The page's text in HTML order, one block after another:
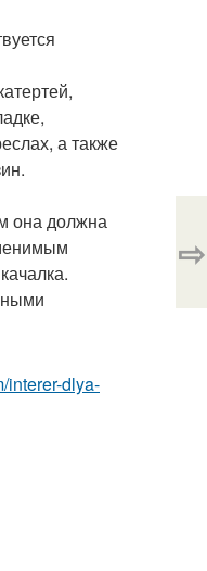
а также
она должна
interer-dlya-
⇨